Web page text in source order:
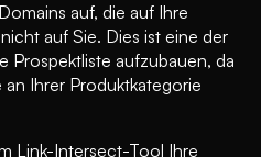
auf, die auf Ihre
auf Sie. Dies ist eine der
aufzubauen, da
Ihrer Produktkategorie
Link-Intersect-Tool Ihre